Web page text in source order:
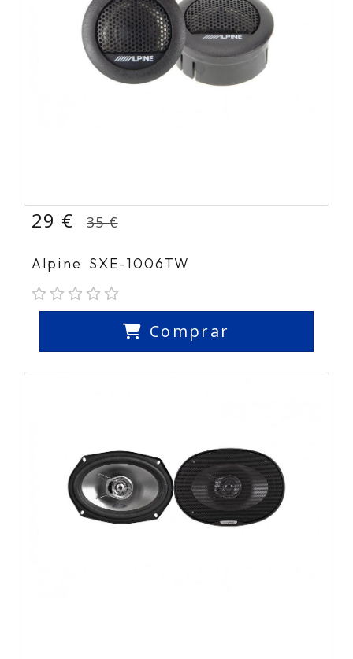
29 € 35 €
Alpine SXE-1006TW
Comprar